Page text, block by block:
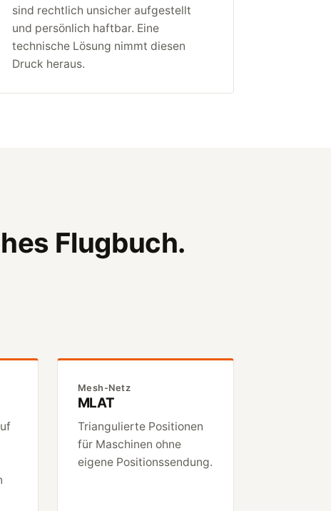
sind rechtlich unsicher aufgestellt
und persönlich haftbar. Eine
technische Lösung nimmt diesen
Druck heraus.
Flugbuch.
Mesh-Netz
MLAT
Triangulierte Positionen
für Maschinen ohne
eigene Positionssendung.